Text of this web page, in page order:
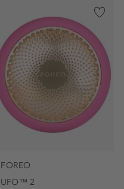
FOREO
UFO™ 2